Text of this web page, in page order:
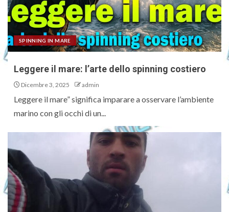
SPINNING IN MARE
Leggere il mare: l’arte dello spinning costiero
Dicembre 3, 2025 admin
Leggere il mare” significa imparare a osservare l’ambiente
marino con gli occhi di un...